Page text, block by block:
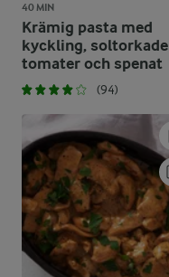
40 MIN
Krämig pasta med
kyckling, soltorkade
tomater och spenat
(94)